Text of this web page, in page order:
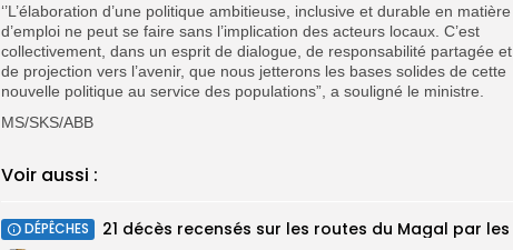
‘’L’élaboration d’une politique ambitieuse, inclusive et durable en matière
d’emploi ne peut se faire sans l’implication des acteurs locaux. C’est
collectivement, dans un esprit de dialogue, de responsabilité partagée et
de projection vers l’avenir, que nous jetterons les bases solides de cette
nouvelle politique au service des populations”, a souligné le ministre.
‎MS/SKS/ABB
Voir aussi :
DÉPÊCHES